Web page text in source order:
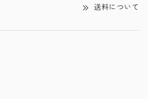
送料について